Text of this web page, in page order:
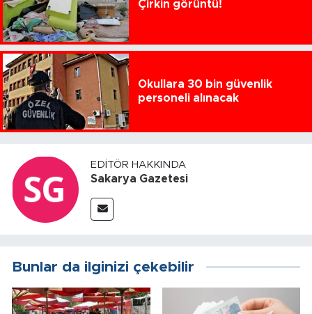
Çirkin görüntü!
Okullara 30 bin güvenlik
personeli alınacak
EDITÖR HAKKINDA
Sakarya Gazetesi
Bunlar da ilginizi çekebilir